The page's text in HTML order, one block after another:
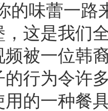
的味蕾一
这是我们
频被一位韩
的行为令许
的一种餐